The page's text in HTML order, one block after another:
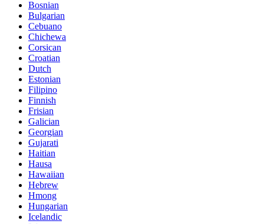
Bosnian
Bulgarian
Cebuano
Chichewa
Corsican
Croatian
Dutch
Estonian
Filipino
Finnish
Frisian
Galician
Georgian
Gujarati
Haitian
Hausa
Hawaiian
Hebrew
Hmong
Hungarian
Icelandic